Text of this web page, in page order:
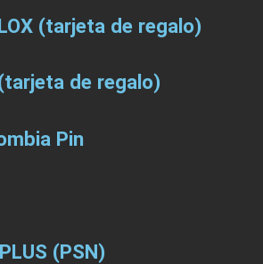
(tarjeta de regalo)
de regalo)
Pin
(PSN)